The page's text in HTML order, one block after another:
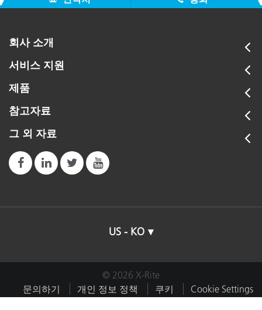
회사 소개
서비스 지원
제품
참고자료
그 외 자료
US - KO
© 2026 X-Rite
문의하기
개인 정보 정책 쿠키
Cookie Settings